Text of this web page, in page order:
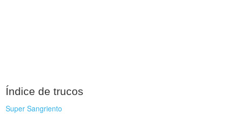
Índice de trucos
Super Sangriento